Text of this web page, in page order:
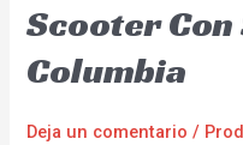
Scooter
Columbia
Deja un comentario /